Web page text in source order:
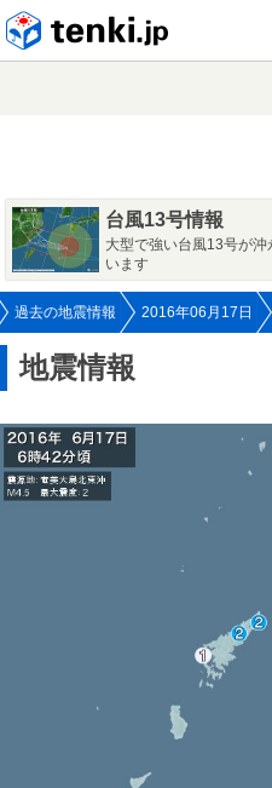
台風13号情報
大型で強い台風13号が
います
過去の地震情報 2016年06月17日
地震情報